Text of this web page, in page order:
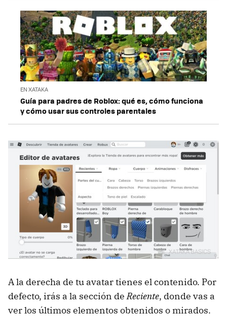
EN XATAKA
Guía para padres de Roblox: qué es, cómo funciona
y cómo usar sus controles parentales
A la derecha de tu avatar tienes el contenido. Por
defecto, irás a la sección deReciente, donde vas a
ver los últimos elementos obtenidos o mirados.